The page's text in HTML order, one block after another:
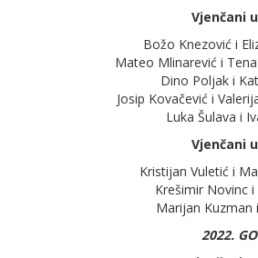
Vjenčani
Božo Knezović i
Mateo Mlinarević i
Dino Poljak i
Josip Kovačević i
Luka Šulava i
Vjenčani
Kristijan Vuletić i
Krešimir Novinc i
Marijan Kuzman
2022.